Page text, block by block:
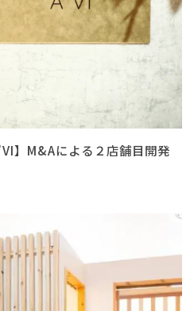
】M&Aによる２店舗目開発